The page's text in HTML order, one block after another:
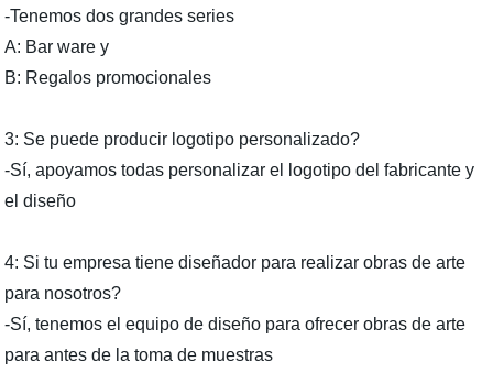
-Tenemos dos grandes series
A: Bar ware y
B: Regalos promocionales
3: Se puede producir logotipo personalizado?
-Sí, apoyamos todas personalizar el logotipo del fabricante y
el diseño
4: Si tu empresa tiene diseñador para realizar obras de arte
para nosotros?
-Sí, tenemos el equipo de diseño para ofrecer obras de arte
para antes de la toma de muestras